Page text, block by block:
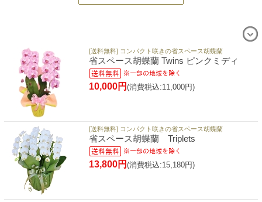
[送料無料] コンパクト咲きの省スペース胡蝶蘭
省スペース胡蝶蘭 Twins ピンクミディ
10,000円 (消費税込:11,000円)
[送料無料] コンパクト咲きの省スペース胡蝶蘭
省スペース胡蝶蘭 Triplets
13,800円 (消費税込:15,180円)